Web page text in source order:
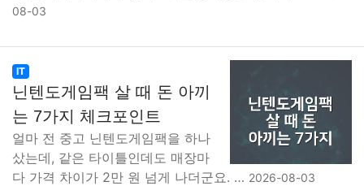
08-03
IT
닌텐도게임팩 살 때 돈 아끼
는 7가지 체크포인트
얼마 전 중고 닌텐도게임팩을 하나
샀는데, 같은 타이틀인데도 매장마
다 가격 차이가 2만 원 넘게 나더군요. … 2026-08-03